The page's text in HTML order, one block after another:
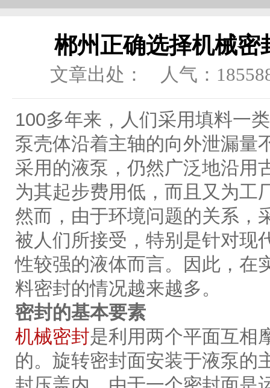
郴州正确选择机械密
文章出处： 人气：
100多年来，人们采用填料一
泵壳体沿着主轴的向外泄漏量
采用的液泵，仍然广泛地沿
为其起步费用低，而且又为工
然而，由于环境问题的关系，
被人们所接受，特别是针对现
性较强的液体而言。因此，在
料密封的情况越来越多。
密封的基本要素
机械密封是利用两个平面互相
的。旋转密封面安装于液泵的